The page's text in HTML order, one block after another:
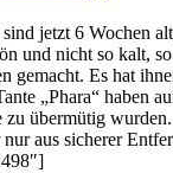
jetzt 6 Wochen
und nicht so kalt,
gemacht. Es hat
„Phara“ haben
zu übermütig
nur aus sicherer